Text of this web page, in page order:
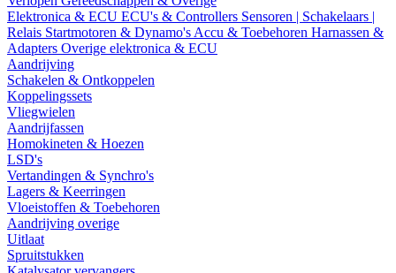
Elektronica & ECU ECU's & Controllers Sensoren | Schakelaars |
Relais Startmotoren & Dynamo's Accu & Toebehoren Harnassen &
Adapters Overige elektronica & ECU
Aandrijving
Schakelen & Ontkoppelen
Koppelingssets
Vliegwielen
Aandrijfassen
Homokineten & Hoezen
LSD's
Vertandingen & Synchro's
Lagers & Keerringen
Vloeistoffen & Toebehoren
Aandrijving overige
Uitlaat
Spruitstukken